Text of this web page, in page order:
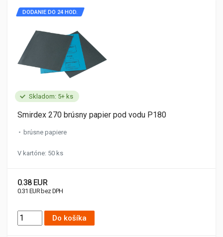
Skladom: 5+ ks
DODANIE DO 24 HOD.
Smirdex 270 brúsny papier pod vodu P180
brúsne papiere
V kartóne: 50 ks
0.38 EUR
0.31 EUR bez DPH
Do košíka